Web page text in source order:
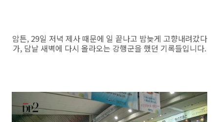
암튼, 29일 저녁 제사 때문에 일 끝나고 밤늦게 고향내려갔다
가, 담날 새벽에 다시 올라오는 강행군을 했던 기록들입니다.